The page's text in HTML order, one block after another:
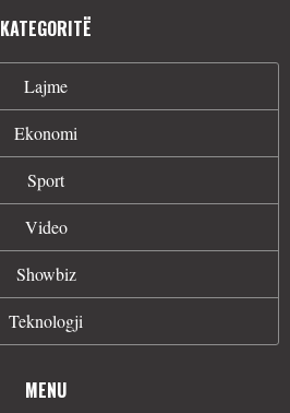
KATEGORITË
Lajme
Ekonomi
Sport
Video
Showbiz
Teknologji
MENU